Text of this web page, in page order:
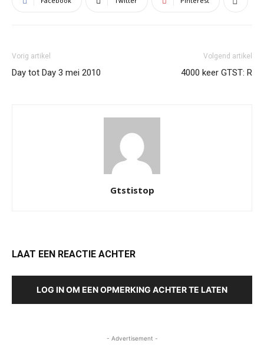
Vorig artikel
Day tot Day 3 mei 2010
Volgend artikel
4000 keer GTST: R
Gtstistop
LAAT EEN REACTIE ACHTER
LOG IN OM EEN OPMERKING ACHTER TE LATEN
- Advertisement -